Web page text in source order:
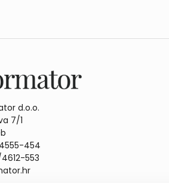
d.o.o.
7/1
454
553